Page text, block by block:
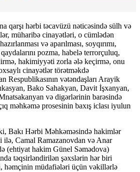
qarşı hərbi təcavüzü nəticəsində sülh və
müharibə cinayətləri, o cümlədən
və aparılması, soyqırımı,
pozma, habelə terrorçuluq,
hakimiyyəti zorla ələ keçirmə, onu
cinayətlər törətməkdə
Respublikasının vətəndaşları Arayik
Bako Sahakyan, Davit İşxanyan,
və digərlərinin barəsində
məhkəmə prosesinin baxış iclası iyulun
Bakı Hərbi Məhkəməsində hakimlər
Camal Ramazanovdan və Anar
(ehtiyat hakim Günel Səmədova)
təqsirləndirilən şəxslərin hər biri
həmçinin müdafiələri üçün vəkillərlə